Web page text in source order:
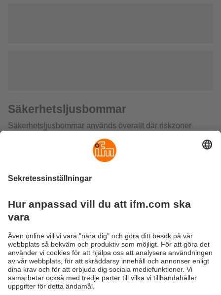
Säkerhetsljusbommar
Säkerhetsljusbommar används överallt där riskzoner
måste säkras på ett tillförlitligt sätt. De är optoelektronisk
skyddsanordningar bestående av sändare och mottagare.
De motsvarar säkerhetstekniska kraven enligt typ 2 / SIL 1
Typiska användningsområden är åtkomsbegränsning och
För användning inom livsmedels- och dryckesindustrin
finns enheter med skyddsrör och hög kapslingsklass till
förfogande. Aktiva-/passivsystem underlättar
ledningsdragningen avsevärt.
Hållbarhet